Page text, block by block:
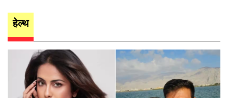
हेल्थ